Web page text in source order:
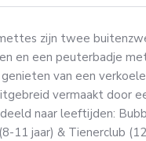
zijn twee
en een peuterbadje
van een
vermaakt door
naar leeftijden:
11 jaar) & Tienerclub